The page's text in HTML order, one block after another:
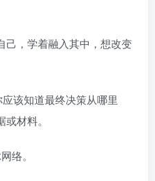
己，学着融入其中，想改变
该知道最终决策从哪里
材料。
络。